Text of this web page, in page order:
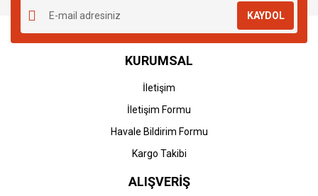
KAYDOL
KURUMSAL
İletişim
İletişim Formu
Havale Bildirim Formu
Kargo Takibi
ALIŞVERİŞ